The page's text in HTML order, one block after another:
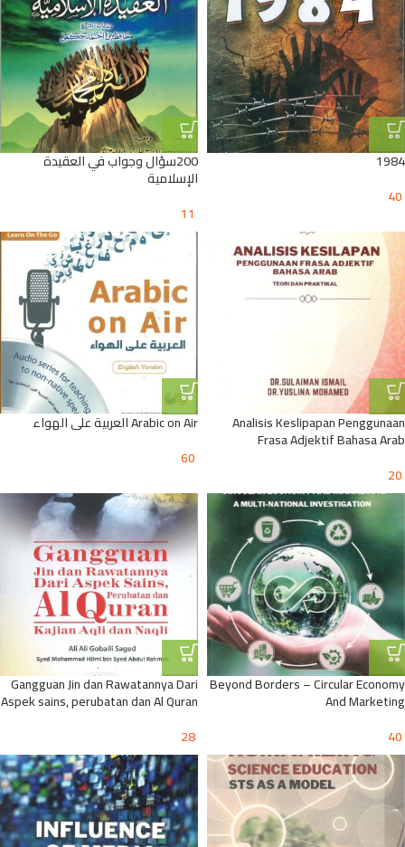
1984
40
200سؤال وجواب في العقيدة
الإسلامية
11
Analisis Keslipapan Penggunaan
Frasa Adjektif Bahasa Arab
20
Arabic on Air العربية على الهواء
60
Beyond Borders – Circular Economy
And Marketing
40
Gangguan Jin dan Rawatannya Dari
Aspek sains, perubatan dan Al Quran
28